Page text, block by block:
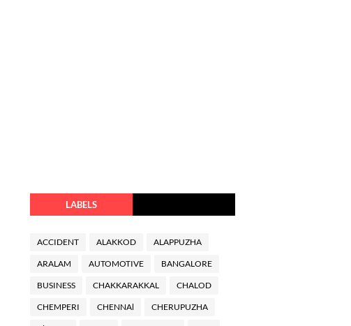
LABELS
ACCIDENT ALAKKOD ALAPPUZHA
ARALAM AUTOMOTIVE BANGALORE
BUSINESS CHAKKARAKKAL CHALOD
CHEMPERI CHENNAl CHERUPUZHA